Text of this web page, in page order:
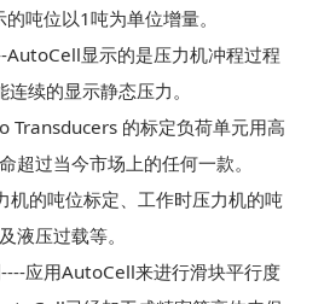
吨位以1吨为单位增量。
显示的是压力机冲程过程
续的显示静态压力。
Transducers 的标定负荷单元用高
超过当今市场上的任何一款。
的吨位标定、工作时压力机的吨
液压过载等。
应用AutoCell来进行滑块平行度